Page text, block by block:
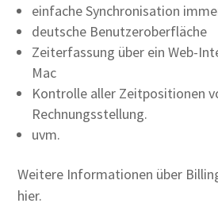
einfache Synchronisation
deutsche Benutzeroberfläche
Zeiterfassung über ein Web-
Mac
Kontrolle aller Zeitpositionen
Rechnungsstellung.
uvm.
Weitere Informationen über
hier.